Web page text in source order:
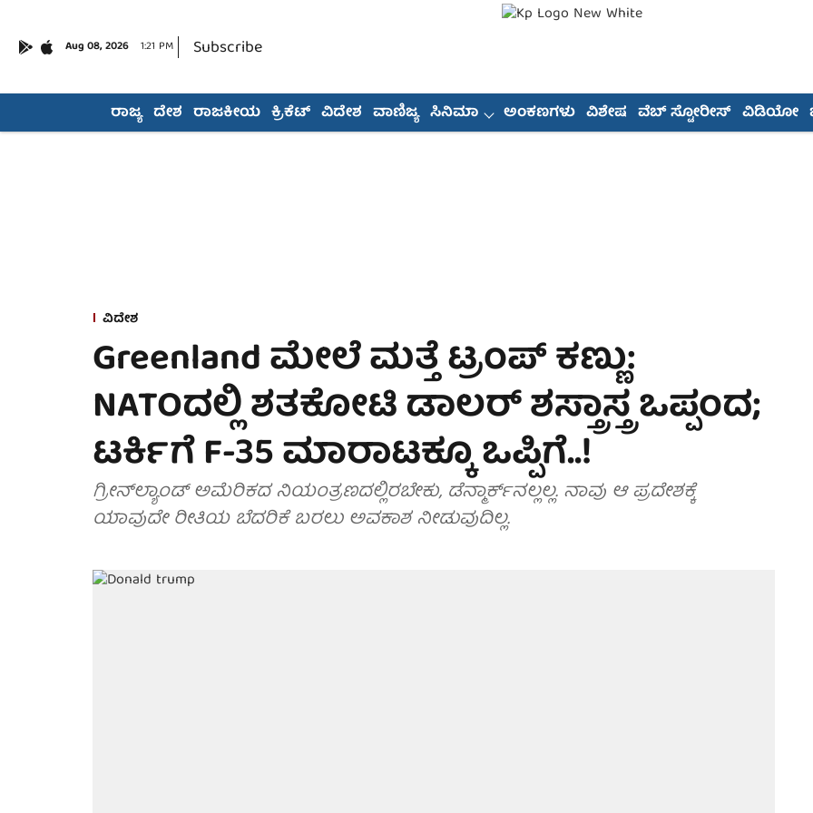
Aug 08, 2026 1:21 PM Subscribe
ರಾಜ್ಯ ದೇಶ ರಾಜಕೀಯ ಕ್ರಿಕೆಟ್ ವಿದೇಶ ವಾಣಿಜ್ಯ ಸಿನಿಮಾ ಅಂಕಣಗಳು ವಿಶೇಷ ವೆಬ್ ಸ್ಟೋರೀಸ್ ವಿಡಿಯೋ
ವಿದೇಶ
Greenland ಮೇಲೆ ಮತ್ತೆ ಟ್ರಂಪ್ ಕಣ್ಣು:
NATOದಲ್ಲಿ ಶತಕೋಟಿ ಡಾಲರ್ ಶಸ್ತ್ರಾಸ್ತ್ರ ಒಪ್ಪಂದ;
ಟರ್ಕಿಗೆ F-35 ಮಾರಾಟಕ್ಕೂ ಒಪ್ಪಿಗೆ..!
ಗ್ರೀನ್‌ಲ್ಯಾಂಡ್ ಅಮೆರಿಕದ ನಿಯಂತ್ರಣದಲ್ಲಿರಬೇಕು, ಡೆನ್ಮಾರ್ಕ್‌ನಲ್ಲಲ್ಲ. ನಾವು ಆ ಪ್ರದೇಶಕ್ಕೆ
ಯಾವುದೇ ರೀತಿಯ ಬೆದರಿಕೆ ಬರಲು ಅವಕಾಶ ನೀಡುವುದಿಲ್ಲ.